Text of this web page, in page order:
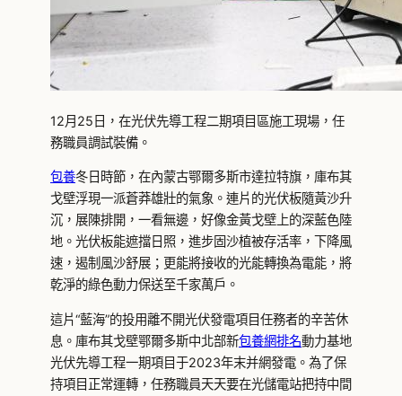
12月25日，在光伏先導工程二期項目區施工現場，任
務職員調試裝備。
包養冬日時節，在內蒙古鄂爾多斯市達拉特旗，庫布其
戈壁浮現一派蒼莽雄壯的氣象。連片的光伏板隨黃沙升
沉，展陳排開，一看無邊，好像金黃戈壁上的深藍色陸
地。光伏板能遮擋日照，進步固沙植被存活率，下降風
速，遏制風沙舒展；更能將接收的光能轉換為電能，將
乾淨的綠色動力保送至千家萬戶。
這片“藍海”的投用離不開光伏發電項目任務者的辛苦休
息。庫布其戈壁鄂爾多斯中北部新包養網排名動力基地
光伏先導工程一期項目于2023年末并網發電。為了保
持項目正常運轉，任務職員天天要在光儲電站把持中間